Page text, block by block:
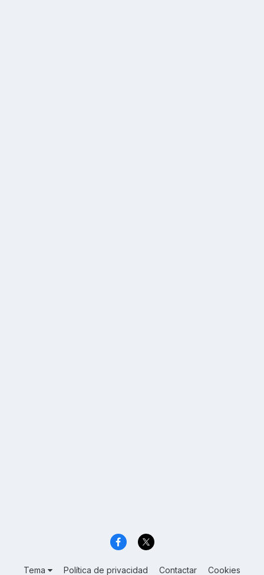
Tema Política de privacidad Contactar Cookies